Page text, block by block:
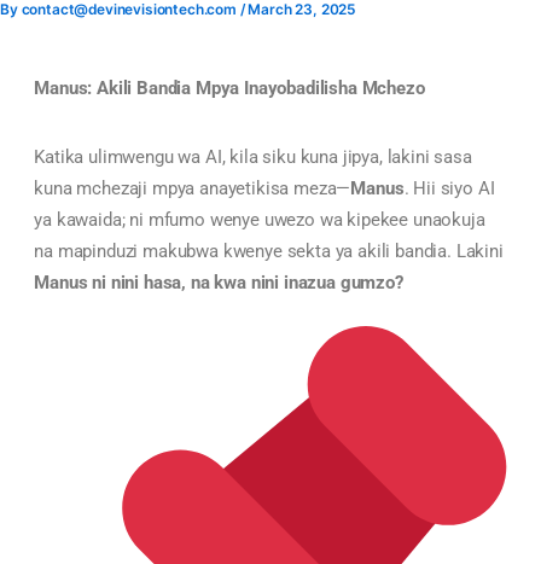
Skip
content
By contact@devinevisiontech.com /March 23, 2025
Manus: Akili Bandia Mpya Inayobadilisha Mchezo
Katika ulimwengu wa AI, kila siku kuna jipya, lakini sasa
kuna mchezaji mpya anayetikisa meza—Manus. Hii siyo AI
ya kawaida; ni mfumo wenye uwezo wa kipekee unaokuja
na mapinduzi makubwa kwenye sekta ya akili bandia. Lakini
Manus ni nini hasa, na kwa nini inazua gumzo?